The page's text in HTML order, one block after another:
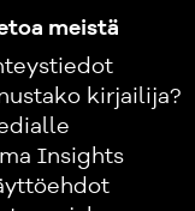
meistä
kirjailija?
Insights